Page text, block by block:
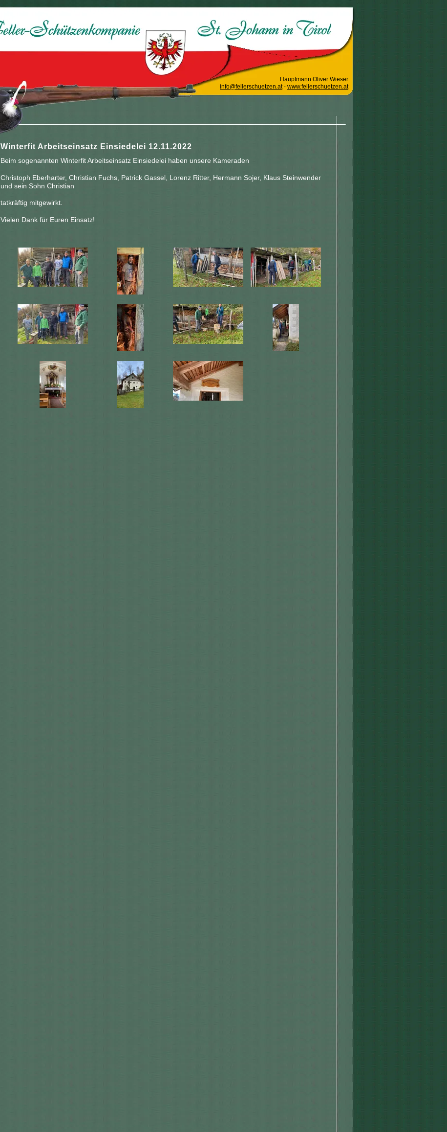
Hauptmann Oliver Wieser
info@fellerschuetzen.at- www.fellerschuetzen.at
Winterfit Arbeitseinsatz Einsiedelei 12.11.2022
Beim sogenannten Winterfit Arbeitseinsatz Einsiedelei haben unsere Kameraden
Christoph Eberharter, Christian Fuchs, Patrick Gassel, Lorenz Ritter, Hermann Sojer, Klaus Steinwender
und sein Sohn Christian
tatkräftig mitgewirkt.
Vielen Dank für Euren Einsatz!